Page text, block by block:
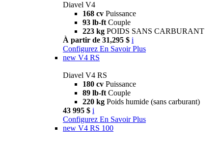
Diavel V4
168 cv Puissance
93 lb-ft Couple
223 kg POIDS SANS CARBURANT
À partir de 31,295 $ i
Configurez En Savoir Plus
new V4 RS
Diavel V4 RS
180 cv Puissance
89 lb-ft Couple
220 kg Poids humide (sans carburant)
43 995 $ i
Configurez En Savoir Plus
new V4 RS 100